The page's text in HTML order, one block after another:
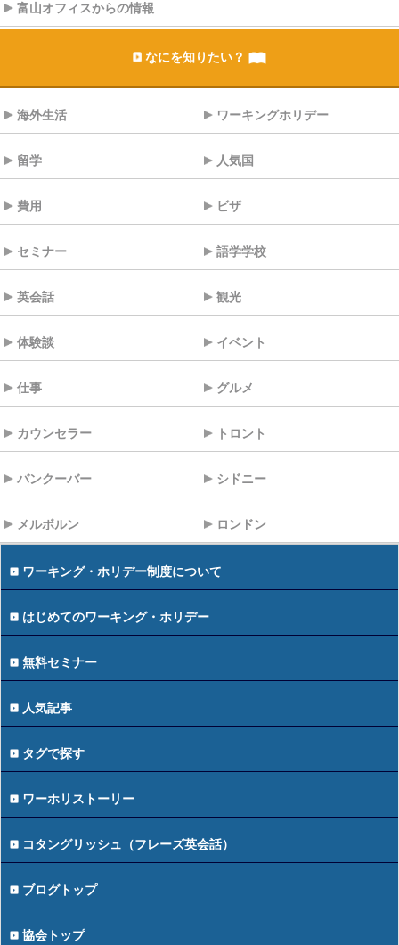
富山オフィスからの情報
なにを知りたい？
海外生活 ワーキングホリデー
留学 人気国
費用 ビザ
セミナー 語学学校
英会話 観光
体験談 イベント
仕事 グルメ
カウンセラー トロント
バンクーバー シドニー
メルボルン ロンドン
ワーキング・ホリデー制度について
はじめてのワーキング・ホリデー
無料セミナー
人気記事
タグで探す
ワーホリストーリー
コタングリッシュ（フレーズ英会話）
ブログトップ
協会トップ